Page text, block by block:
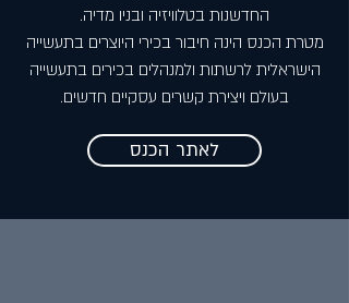
החדשנות בטלוויזיה ובניו מדיה.
מטרת הכנס הינה חיבור בכירי היוצרים בתעשייה
הישראלית לרשתות ולמנהלים בכירים בתעשייה
בעולם ויצירת קשרים עסקיים חדשים.
לאתר הכנס